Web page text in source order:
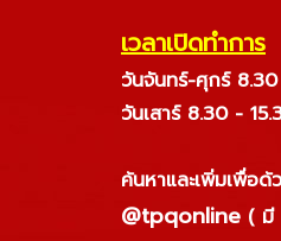
เวลาเปิดทำการ
วันจันทร์-ศุกร์
วันเสาร์ 8.30 -
ค้นหาและเพิ่มเพื่อด้
@tpqonline ( มี